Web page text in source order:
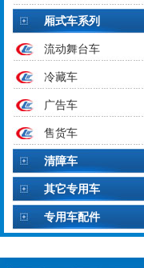
厢式车系列
流动舞台车
冷藏车
广告车
售货车
清障车
其它专用车
专用车配件